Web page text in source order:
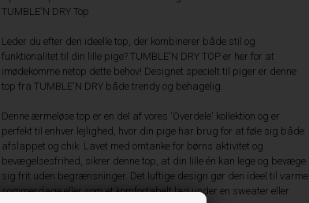
TUMBLE'N DRY Top
Leder du efter den ideelle top, der kombinerer både stil og
funktionalitet til din lille pige? TUMBLE'N DRY TOP er her for at
imødekomme netop dette behov! Designet specielt til piger er denne
top fra TUMBLE'N DRY både trendy og behagelig.
Denne ærmeløse top er en del af vores 'Overdele' kollektion og er
perfekt til enhver lejlighed, hvor din pige har brug for at føle sig både
afslappet og chik. Lavet med omtanke for børns aktivitet og
bevægelsesfrihed, sikrer denne top, at din lille én kan lege og bevæge
sig frit uden begrænsninger. Det luftige design gør den ideel til varme
sommerdage eller som et komfortabelt lag under en sweater eller